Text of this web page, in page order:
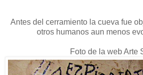
Antes del cerramiento la cueva fue
otros humanos aun menos
Foto de la web Arte